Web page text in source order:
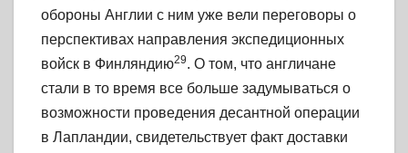
обороны Англии с ним уже вели переговоры о
перспективах направления экспедиционных
войск в Финляндию29. О том, что англичане
стали в то время все больше задумываться о
возможности проведения десантной операции
в Лапландии, свидетельствует факт доставки